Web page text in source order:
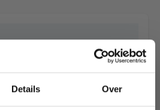
Details Over